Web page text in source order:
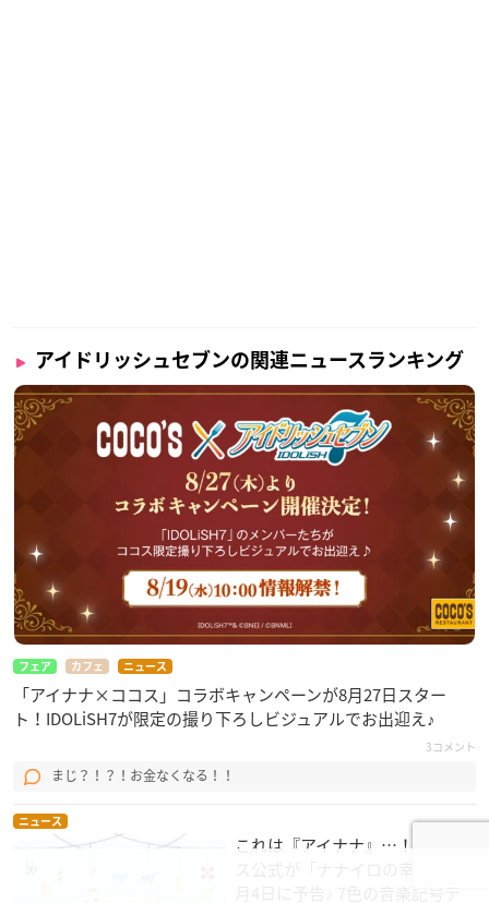
アイドリッシュセブンの関連ニュースランキング
フェア カフェ ニュース
「アイナナ×ココス」コラボキャンペーンが8月27日スター
ト！IDOLiSH7が限定の撮り下ろしビジュアルでお出迎え♪
3コメント
まじ？！？！お金なくなる！！
ニュース
これは『アイナナ』…！？ ココ